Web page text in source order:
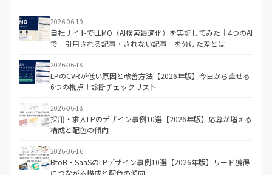
2026-06-19
自社サイトでLLMO（AI検索最適化）を実証してみた｜4つのAI
で「引用される記事・されない記事」を分けた差とは
2026-06-18
LPのCVRが低い原因と改善方法【2026年版】今日から直せる
6つの視点＋診断チェックリスト
2026-06-18
採用・求人LPのデザイン事例10選【2026年版】応募が増える
構成と配色の傾向
2026-06-16
BtoB・SaaSのLPデザイン事例10選【2026年版】リード獲得